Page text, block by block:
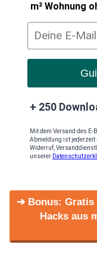
m² Wohnung
+ 250
Mit dem Versand des
Abmeldung ist
Widerruf,
unserer
➔ Bonus: Gratis
Hacks aus